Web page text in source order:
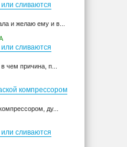
сливаются
и желаю ему и в...
сливаются
чем причина, п...
компрессором
ду...
сливаются